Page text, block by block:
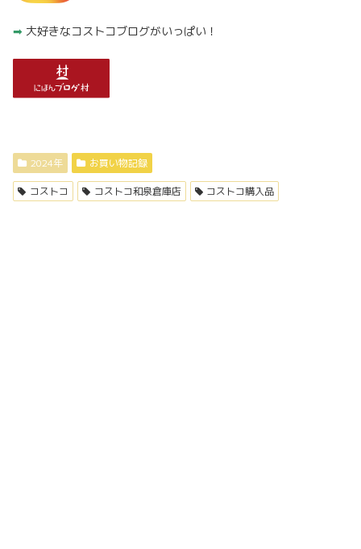
➡︎ 大好きなコストコブログがいっぱい！
2024年 お買い物記録
コストコ コストコ和泉倉庫店 コストコ購入品